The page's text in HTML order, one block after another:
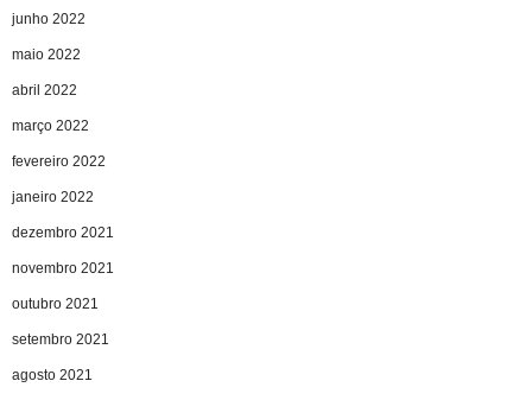
junho 2022
maio 2022
abril 2022
março 2022
fevereiro 2022
janeiro 2022
dezembro 2021
novembro 2021
outubro 2021
setembro 2021
agosto 2021